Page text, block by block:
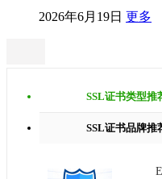
2026年6月19日 更多
SSL证书类型推
SSL证书品牌推